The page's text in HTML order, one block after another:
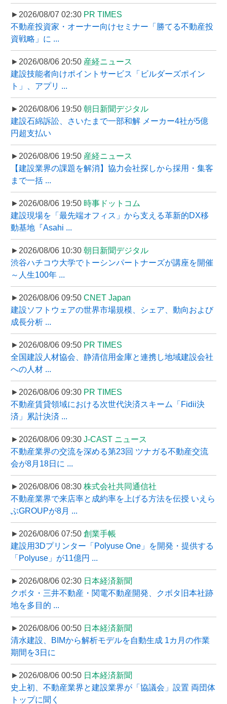
►2026/08/07 02:30 PR TIMES
不動産投資家・オーナー向けセミナー「勝てる不動産投
資戦略」に ...
►2026/08/06 20:50 産経ニュース
建設技能者向けポイントサービス「ビルダーズポイン
ト」、アプリ ...
►2026/08/06 19:50 朝日新聞デジタル
建設石綿訴訟、さいたまで一部和解 メーカー4社が5億
円超支払い
►2026/08/06 19:50 産経ニュース
【建設業界の課題を解消】協力会社探しから採用・集客
まで一括 ...
►2026/08/06 19:50 時事ドットコム
建設現場を「最先端オフィス」から支える革新的DX移
動基地『Asahi ...
►2026/08/06 10:30 朝日新聞デジタル
渋谷ハチコウ大学でトーシンパートナーズが講座を開催
～人生100年 ...
►2026/08/06 09:50 CNET Japan
建設ソフトウェアの世界市場規模、シェア、動向および
成長分析 ...
►2026/08/06 09:50 PR TIMES
全国建設人材協会、静清信用金庫と連携し地域建設会社
への人材 ...
►2026/08/06 09:30 PR TIMES
不動産賃貸領域における次世代決済スキーム「Fidii決
済」累計決済 ...
►2026/08/06 09:30 J-CAST ニュース
不動産業界の交流を深める第23回 ツナガる不動産交流
会が8月18日に ...
►2026/08/06 08:30 株式会社共同通信社
不動産業界で来店率と成約率を上げる方法を伝授 いえら
ぶGROUPが8月 ...
►2026/08/06 07:50 創業手帳
建設用3Dプリンター「Polyuse One」を開発・提供する
「Polyuse」が11億円 ...
►2026/08/06 02:30 日本経済新聞
クボタ・三井不動産・関電不動産開発、クボタ旧本社跡
地を多目的 ...
►2026/08/06 00:50 日本経済新聞
清水建設、BIMから解析モデルを自動生成 1カ月の作業
期間を3日に
►2026/08/06 00:50 日本経済新聞
史上初、不動産業界と建設業界が「協議会」設置 両団体
トップに聞く